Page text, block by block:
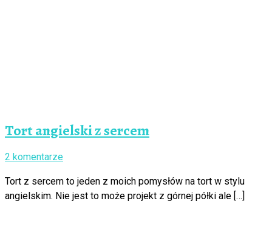
Tort angielski z sercem
2 komentarze
Tort z sercem to jeden z moich pomysłów na tort w stylu
angielskim. Nie jest to może projekt z górnej półki ale […]